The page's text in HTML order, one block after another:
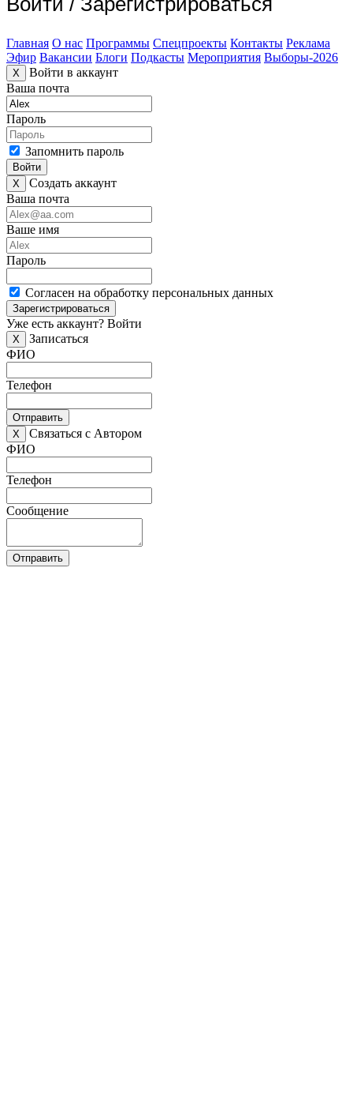
Главная О нас Программы Спецпроекты Контакты Реклама
Эфир Вакансии Блоги Подкасты Мероприятия Выборы-2026
X
Войти в аккаунт
Ваша почта
Пароль
Запомнить пароль
Войти
X
Создать аккаунт
Ваша почта
Ваше имя
Пароль
Согласен на обработку персональных данных
Зарегистрироваться
Уже есть аккаунт? Войти
X
Записаться
ФИО
Телефон
Отправить
X
Связаться с Автором
ФИО
Телефон
Сообщение
Отправить